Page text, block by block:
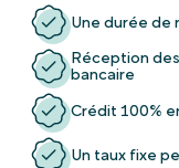
Une durée de
Réception
bancaire
Crédit 100%
Un taux fixe